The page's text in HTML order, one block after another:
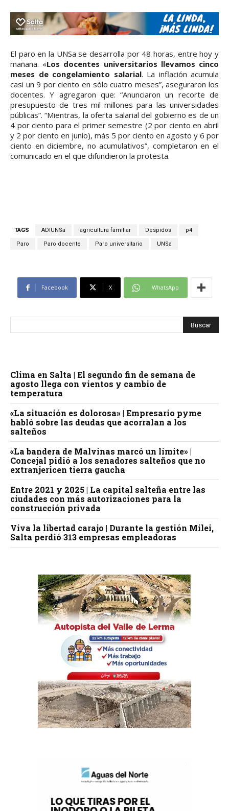
El paro en la UNSa se desarrolla por 48 horas, entre hoy y
mañana. «Los docentes universitarios llevamos cinco
meses de congelamiento salarial. La inflación acumula
casi un 9 por ciento en sólo cuatro meses”, aseguraron los
docentes. Y agregaron que: “Anunciaron un recorte de
presupuesto de tres mil millones para las universidades
públicas”. “Mientras, la oferta salarial del gobierno es de un
4 por ciento para el primer semestre (2 por ciento en abril
y 2 por ciento en junio), más 5 por ciento en agosto y 6 por
ciento en diciembre, no acumulativos”, completaron en el
comunicado en el que difundieron la protesta.
TAGS ADIUNSa agricultura familiar Despidos p4
Paro Paro docente Paro universitario UNSa
Facebook X WhatsApp
Clima en Salta | El segundo fin de semana de
agosto llega con vientos y cambio de
temperatura
«La situación es dolorosa» | Empresario pyme
habló sobre las deudas que acorralan a los
salteños
«La bandera de Malvinas marcó un límite» |
Concejal pidió a los senadores salteños que no
extranjericen tierra gaucha
Entre 2021 y 2025 | La capital salteña entre las
ciudades con más autorizaciones para la
construcción privada
Viva la libertad carajo | Durante la gestión Milei,
Salta perdió 313 empresas empleadoras